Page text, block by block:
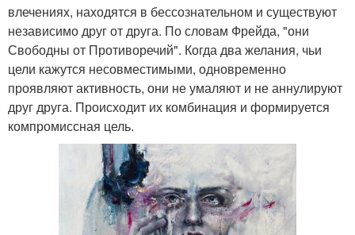
влечениях, находятся в бессознательном и существуют
независимо друг от друга. По словам Фрейда, "они
Свободны от Противоречий". Когда два желания, чьи
цели кажутся несовместимыми, одновременно
проявляют активность, они не умаляют и не аннулируют
друг друга. Происходит их комбинация и формируется
компромиссная цель.